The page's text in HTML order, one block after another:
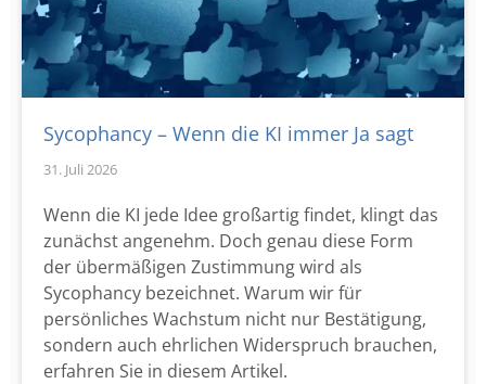
Sycophancy – Wenn die KI immer Ja sagt
31. Juli 2026
Wenn die KI jede Idee großartig findet, klingt das
zunächst angenehm. Doch genau diese Form
der übermäßigen Zustimmung wird als
Sycophancy bezeichnet. Warum wir für
persönliches Wachstum nicht nur Bestätigung,
sondern auch ehrlichen Widerspruch brauchen,
erfahren Sie in diesem Artikel.